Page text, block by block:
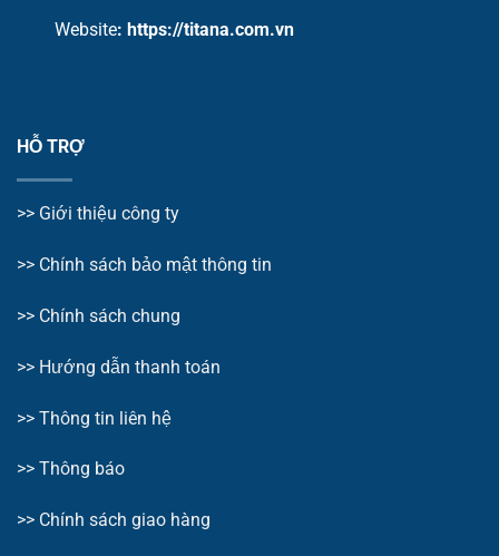
Website: https://titana.com.vn
HỖ TRỢ
>> Giới thiệu công ty
>> Chính sách bảo mật thông tin
>> Chính sách chung
>> Hướng dẫn thanh toán
>> Thông tin liên hệ
>> Thông báo
>> Chính sách giao hàng